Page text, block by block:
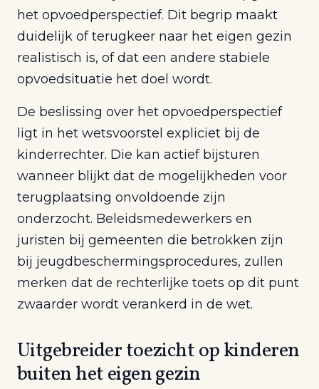
het opvoedperspectief. Dit begrip maakt
duidelijk of terugkeer naar het eigen gezin
realistisch is, of dat een andere stabiele
opvoedsituatie het doel wordt.
De beslissing over het opvoedperspectief
ligt in het wetsvoorstel expliciet bij de
kinderrechter. Die kan actief bijsturen
wanneer blijkt dat de mogelijkheden voor
terugplaatsing onvoldoende zijn
onderzocht. Beleidsmedewerkers en
juristen bij gemeenten die betrokken zijn
bij jeugdbeschermingsprocedures, zullen
merken dat de rechterlijke toets op dit punt
zwaarder wordt verankerd in de wet.
Uitgebreider toezicht op kinderen
buiten het eigen gezin